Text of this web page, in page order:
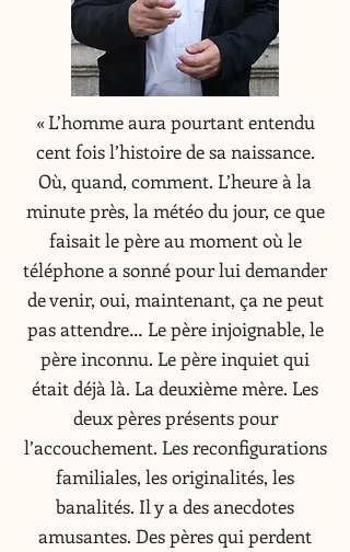
« L’homme aura pourtant entendu
cent fois l’histoire de sa naissance.
Où, quand, comment. L’heure à la
minute près, la météo du jour, ce que
faisait le père au moment où le
téléphone a sonné pour lui demander
de venir, oui, maintenant, ça ne peut
pas attendre… Le père injoignable, le
père inconnu. Le père inquiet qui
était déjà là. La deuxième mère. Les
deux pères présents pour
l’accouchement. Les reconfigurations
familiales, les originalités, les
banalités. Il y a des anecdotes
amusantes. Des pères qui perdent